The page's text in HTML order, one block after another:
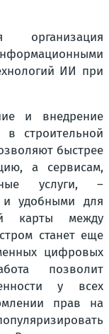
организация
ИИ при
и внедрение
строительной
быстрее
а сервисам,
услуги, –
и удобными для
карты между
станет еще
цифровых
позволит
у всех
прав на